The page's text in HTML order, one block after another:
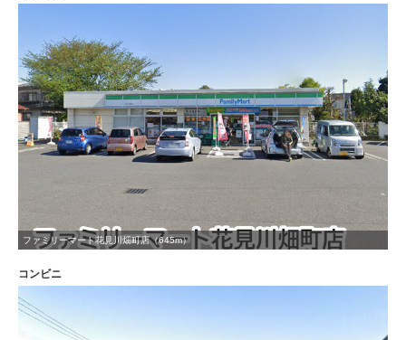
ファミリーマート花見川畑町店（645m）
コンビニ